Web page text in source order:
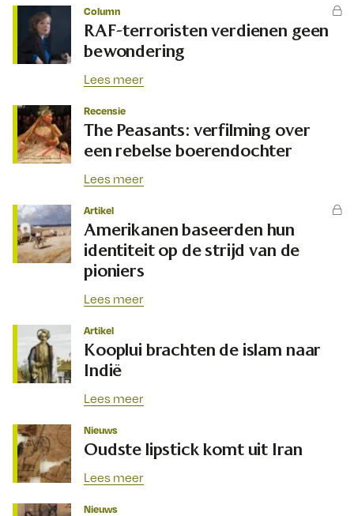
Column
RAF-terroristen verdienen geen
bewondering
Lees meer
Recensie
The Peasants: verfilming over
een rebelse boerendochter
Lees meer
Artikel
Amerikanen baseerden hun
identiteit op de strijd van de
pioniers
Lees meer
Artikel
Kooplui brachten de islam naar
Indië
Lees meer
Nieuws
Oudste lipstick komt uit Iran
Lees meer
Nieuws